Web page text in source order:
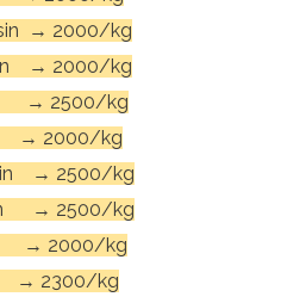
→ 2000/kg
→ 2000/kg
→ 2500/kg
2000/kg
→ 2500/kg
→ 2500/kg
→ 2000/kg
2300/kg